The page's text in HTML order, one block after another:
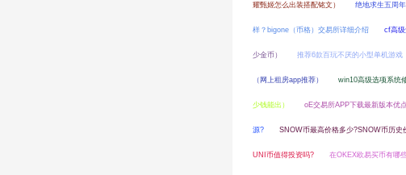
耀甄姬怎么出装搭配铭文） 绝地求生五周
样？bigone（币格）交易所详细介绍 cf高级
少金币） 推荐6款百玩不厌的小型单机游戏
（网上租房app推荐） win10高级选项系统
少钱能出） oE交易所APP下载最新版本优
源? SNOW币最高价格多少?SNOW币历史
UNI币值得投资吗? 在OKEX欧易买币有哪